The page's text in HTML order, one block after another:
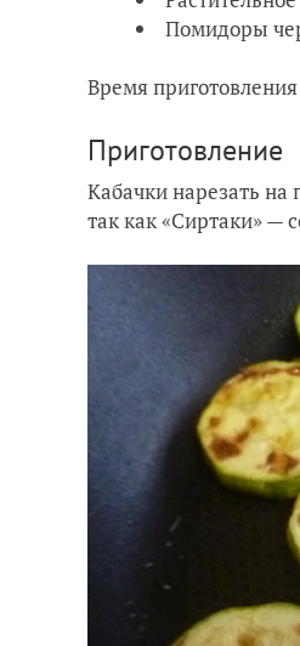
Помидоры
Время
Приготовление
Кабачки нарезать
так как «Сиртаки» —